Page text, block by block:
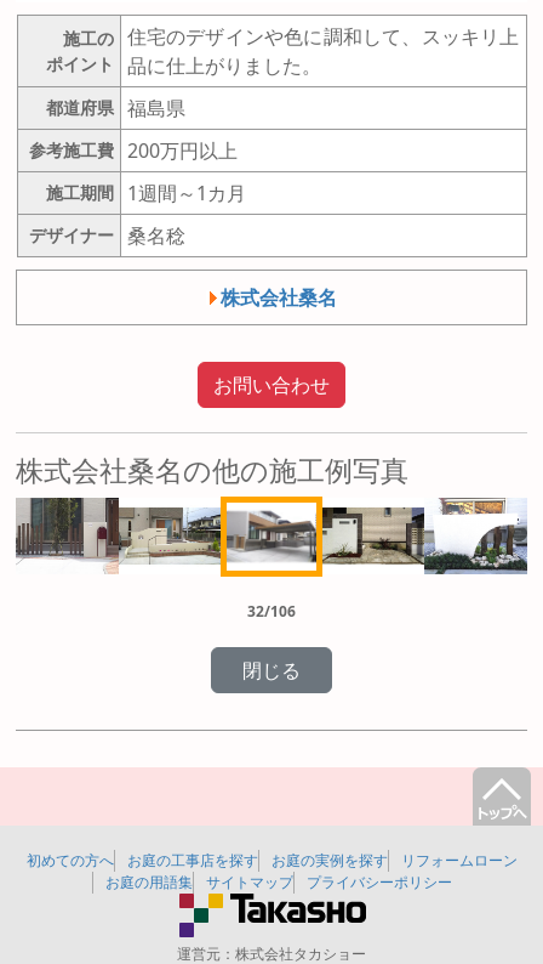
施工の
ポイント
住宅のデザインや色に調和して、スッキリ上
品に仕上がりました。
都道府県 福島県
参考施工費 200万円以上
施工期間 1週間～1カ月
デザイナー 桑名稔
株式会社桑名
お問い合わせ
株式会社桑名の他の施工例写真
32/106
初めての方へ お庭の工事店を探す お庭の実例を探す
リフォームローン
お庭の用語集
サイトマップ プライバシーポリシー
運営元： 株式会社タカショー